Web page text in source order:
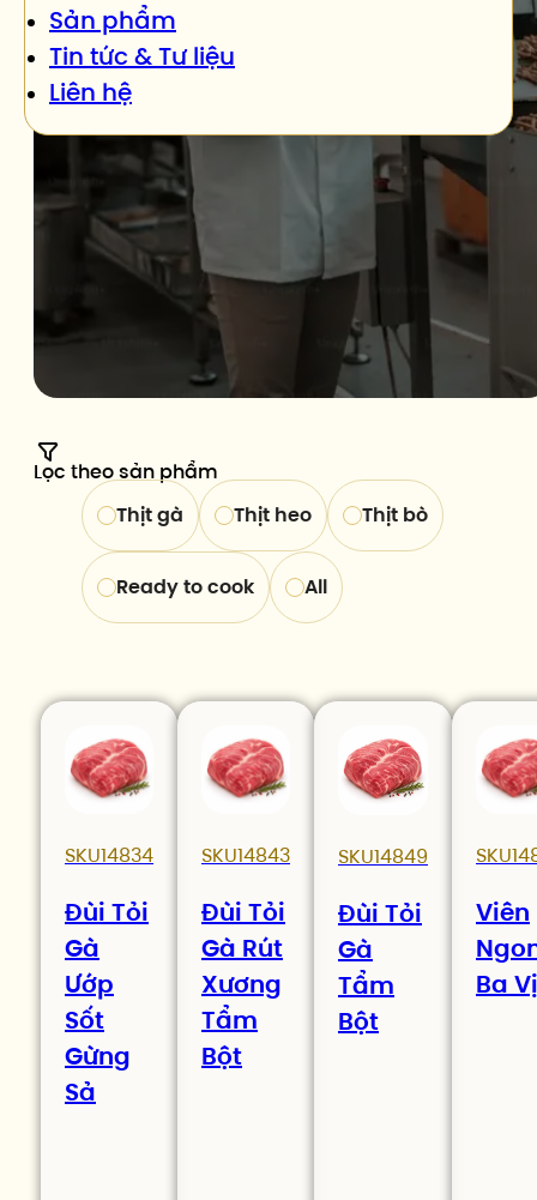
Sản phẩm
Tin tức & Tư liệu
Liên hệ
Tìm hiểu về Freshfoco
Lọc theo sản phẩm
All
Thịt gà Thịt heo Thịt bò
Ready to cook
SKU14834
Đùi Tỏi
Gà
Ướp
Sốt
Gừng
Sả
SKU14843
Đùi Tỏi
Gà Rút
Xương
Tẩm
Bột
SKU14849
Đùi Tỏi
Gà
Tẩm
Bột
Viên
Ba Vị